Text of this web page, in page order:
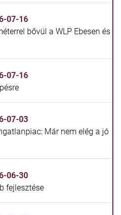
07-16
bővül a WLP Ebesen és
07-16
07-03
Már nem elég a jó
06-30
fejlesztése